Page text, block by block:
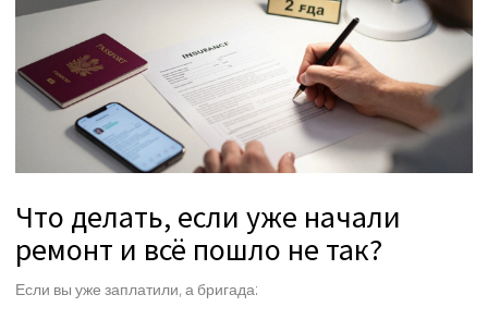
Что делать, если уже начали
ремонт и всё пошло не так?
Если вы уже заплатили, а бригада: